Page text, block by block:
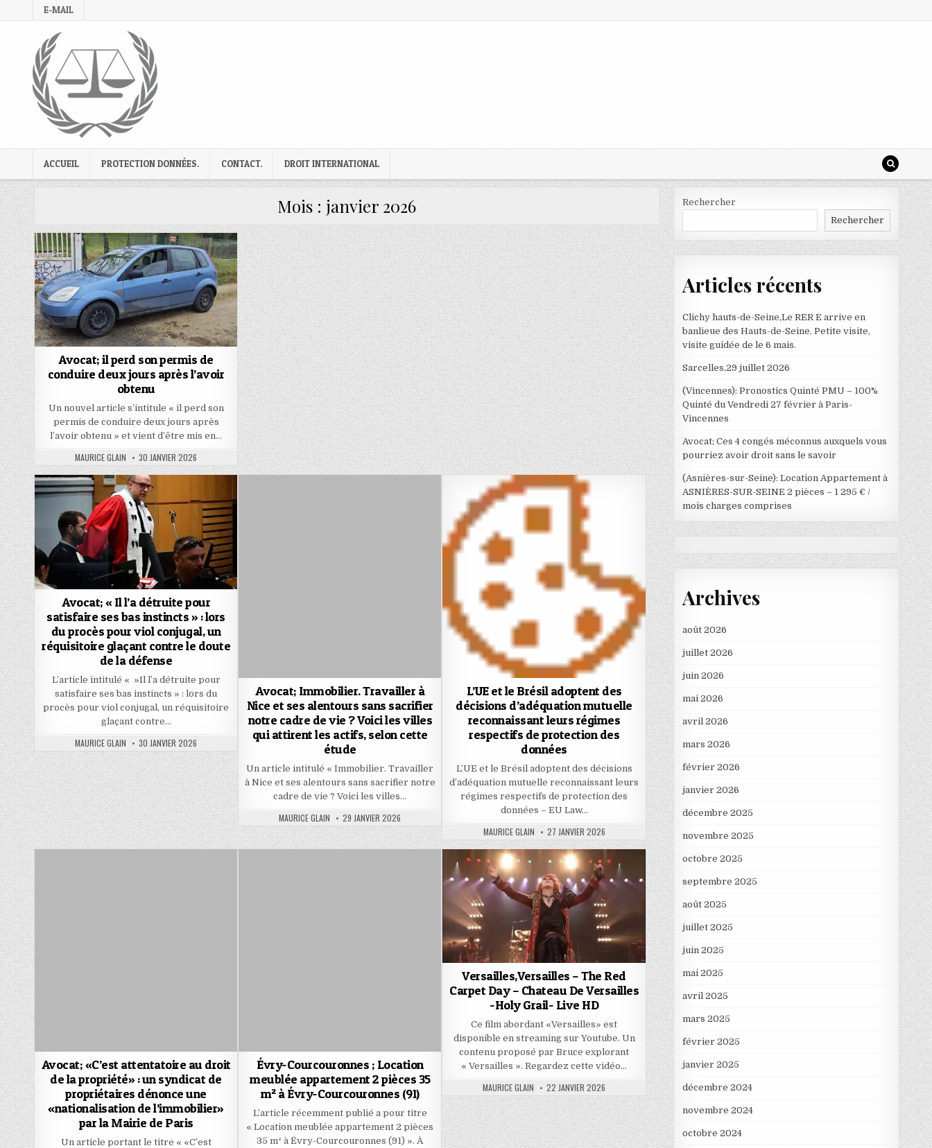
to
E-MAIL
ACCUEIL PROTECTION DONNÉES. CONTACT. DROIT INTERNATIONAL
Mois : janvier 2026
Avocat; il perd son permis de
conduire deux jours après l’avoir
obtenu
Un nouvel article s’intitule « il perd son
permis de conduire deux jours après
l’avoir obtenu » et vient d’être mis en…
AUTHOR:
MAURICE GLAIN PUBLISHED
DATE:
30 JANVIER 2026
Avocat; « Il l’a détruite pour
satisfaire ses bas instincts » : lors
du procès pour viol conjugal, un
réquisitoire glaçant contre le doute
de la défense
L’article intitulé « »Il l’a détruite pour
satisfaire ses bas instincts » : lors du
procès pour viol conjugal, un réquisitoire
glaçant contre…
AUTHOR:
MAURICE GLAIN PUBLISHED
DATE:
30 JANVIER 2026
Avocat; Immobilier. Travailler à
Nice et ses alentours sans sacrifier
notre cadre de vie ? Voici les villes
qui attirent les actifs, selon cette
étude
Un article intitulé « Immobilier. Travailler
à Nice et ses alentours sans sacrifier notre
cadre de vie ? Voici les villes…
AUTHOR:
MAURICE GLAIN PUBLISHED
DATE:
29 JANVIER 2026
L’UE et le Brésil adoptent des
décisions d’adéquation mutuelle
reconnaissant leurs régimes
respectifs de protection des
données
L’UE et le Brésil adoptent des décisions
d’adéquation mutuelle reconnaissant leurs
régimes respectifs de protection des
données – EU Law…
AUTHOR:
MAURICE GLAIN PUBLISHED
DATE:
27 JANVIER 2026
Avocat; «C’est attentatoire au droit
de la propriété» : un syndicat de
propriétaires dénonce une
«nationalisation de l’immobilier»
par la Mairie de Paris
Un article portant le titre « «C’est
Évry-Courcouronnes ; Location
meublée appartement 2 pièces 35
m² à Évry-Courcouronnes (91)
L’article récemment publié a pour titre
« Location meublée appartement 2 pièces
35 m² à Évry-Courcouronnes (91) ». À
Versailles,Versailles – The Red
Carpet Day – Chateau De Versailles
-Holy Grail- Live HD
Ce film abordant «Versailles» est
disponible en streaming sur Youtube. Un
contenu proposé par Bruce explorant
« Versailles ». Regardez cette vidéo…
AUTHOR:
MAURICE GLAIN PUBLISHED
DATE:
22 JANVIER 2026
Rechercher
Rechercher
Articles récents
Clichy hauts-de-Seine,Le RER E arrive en
banlieue des Hauts-de-Seine. Petite visite,
visite guidée de le 6 mais.
Sarcelles,29 juillet 2026
(Vincennes): Pronostics Quinté PMU – 100%
Quinté du Vendredi 27 février à Paris-
Vincennes
Avocat; Ces 4 congés méconnus auxquels vous
pourriez avoir droit sans le savoir
(Asnières-sur-Seine): Location Appartement à
ASNIÈRES-SUR-SEINE 2 pièces – 1 295 € /
mois charges comprises
Archives
août 2026
juillet 2026
juin 2026
mai 2026
avril 2026
mars 2026
février 2026
janvier 2026
décembre 2025
novembre 2025
octobre 2025
septembre 2025
août 2025
juillet 2025
juin 2025
mai 2025
avril 2025
mars 2025
février 2025
janvier 2025
décembre 2024
novembre 2024
octobre 2024